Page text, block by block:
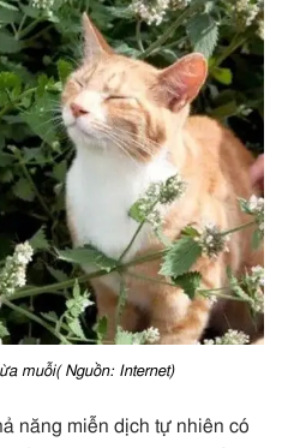
muỗi( Nguồn: Internet)
năng miễn dịch tự nhiên có